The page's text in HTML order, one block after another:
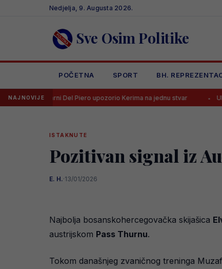
Nedjelja, 9. Augusta 2026.
Sve Osim Politike
POČETNA SPORT BH.
NAJNOVIJE
Del Piero upozorio Kerima na jednu stvar UEFA drastično
ISTAKNUTE
Pozitivan signal iz
E. H.·13/01/2026
Najbolja bosanskohercegovačka skijašica
austrijskom Pass Thurnu.
Tokom današnjeg zvaničnog treninga